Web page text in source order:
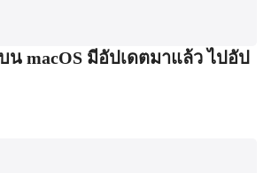
บน macOS มีอัปเดตมาแล้ว ไปอัป